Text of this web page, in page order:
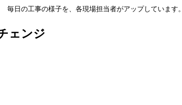
毎日の工事の様子を、各現場担当者がアップしています。
ェンジ